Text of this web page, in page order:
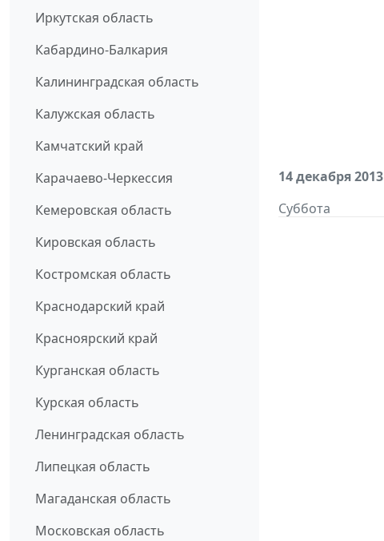
Иркутская область
Кабардино-Балкария
Калининградская область
Калужская область
Камчатский край
Карачаево-Черкессия
Кемеровская область
Кировская область
Костромская область
Краснодарский край
Красноярский край
Курганская область
Курская область
Ленинградская область
Липецкая область
Магаданская область
Московская область
14 декабря 2013
Суббота